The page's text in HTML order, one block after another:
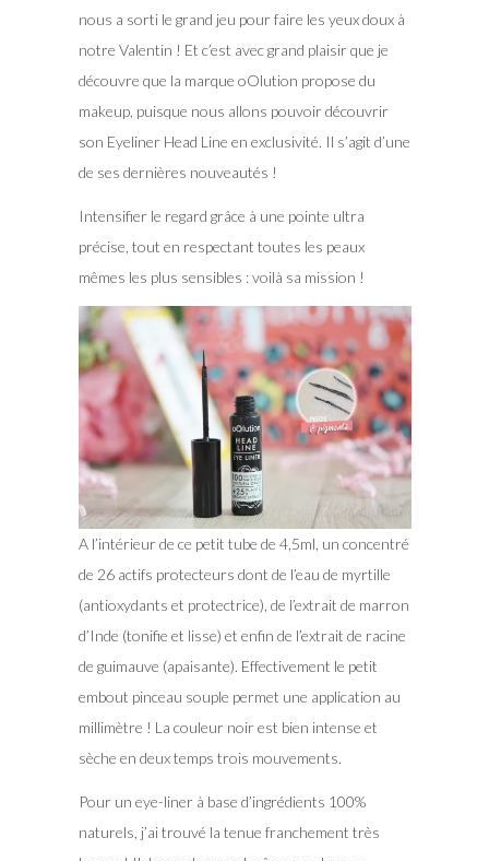
nous a sorti le grand jeu pour faire les yeux doux à
notre Valentin ! Et c’est avec grand plaisir que je
découvre que la marque oOlution propose du
makeup, puisque nous allons pouvoir découvrir
son Eyeliner Head Line en exclusivité. Il s’agit d’une
de ses dernières nouveautés !
Intensifier le regard grâce à une pointe ultra
précise, tout en respectant toutes les peaux
mêmes les plus sensibles : voilà sa mission !
A l’intérieur de ce petit tube de 4,5ml, un concentré
de 26 actifs protecteurs dont de l’eau de myrtille
(antioxydants et protectrice), de l’extrait de marron
d’Inde (tonifie et lisse) et enfin de l’extrait de racine
de guimauve (apaisante). Effectivement le petit
embout pinceau souple permet une application au
millimètre ! La couleur noir est bien intense et
sèche en deux temps trois mouvements.
Pour un eye-liner à base d’ingrédients 100%
naturels, j’ai trouvé la tenue franchement très